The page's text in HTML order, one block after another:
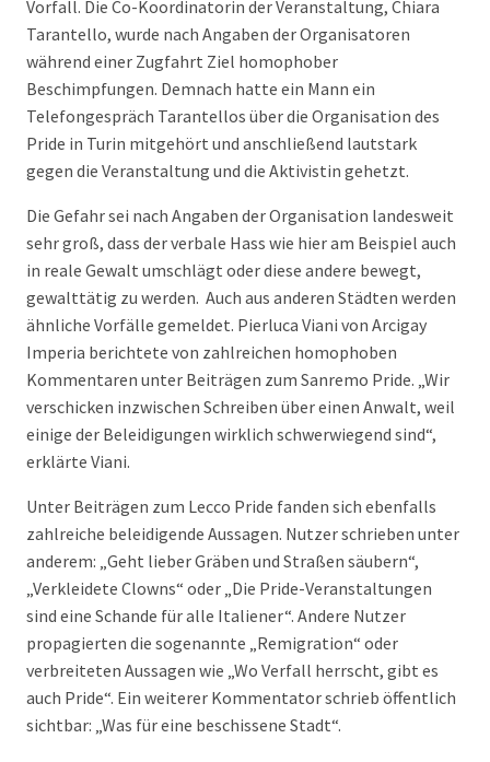
Vorfall. Die Co-Koordinatorin der Veranstaltung, Chiara
Tarantello, wurde nach Angaben der Organisatoren
während einer Zugfahrt Ziel homophober
Beschimpfungen. Demnach hatte ein Mann ein
Telefongespräch Tarantellos über die Organisation des
Pride in Turin mitgehört und anschließend lautstark
gegen die Veranstaltung und die Aktivistin gehetzt.
Die Gefahr sei nach Angaben der Organisation landesweit
sehr groß, dass der verbale Hass wie hier am Beispiel auch
in reale Gewalt umschlägt oder diese andere bewegt,
gewalttätig zu werden. Auch aus anderen Städten werden
ähnliche Vorfälle gemeldet. Pierluca Viani von Arcigay
Imperia berichtete von zahlreichen homophoben
Kommentaren unter Beiträgen zum Sanremo Pride. „Wir
verschicken inzwischen Schreiben über einen Anwalt, weil
einige der Beleidigungen wirklich schwerwiegend sind“,
erklärte Viani.
Unter Beiträgen zum Lecco Pride fanden sich ebenfalls
zahlreiche beleidigende Aussagen. Nutzer schrieben unter
anderem: „Geht lieber Gräben und Straßen säubern“,
„Verkleidete Clowns“ oder „Die Pride-Veranstaltungen
sind eine Schande für alle Italiener“. Andere Nutzer
propagierten die sogenannte „Remigration“ oder
verbreiteten Aussagen wie „Wo Verfall herrscht, gibt es
auch Pride“. Ein weiterer Kommentator schrieb öffentlich
sichtbar: „Was für eine beschissene Stadt“.